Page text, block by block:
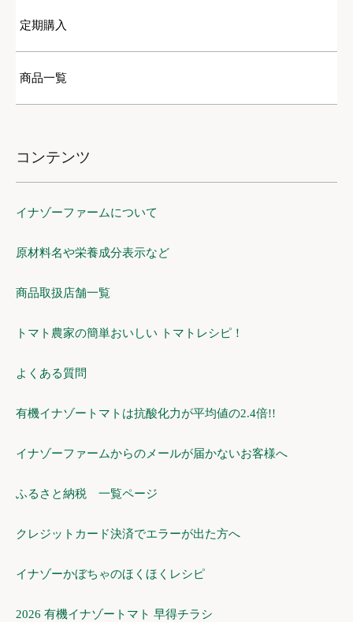
定期購入
商品一覧
コンテンツ
イナゾーファームについて
原材料名や栄養成分表示など
商品取扱店舗一覧
トマト農家の簡単おいしい トマトレシピ！
よくある質問
有機イナゾートマトは抗酸化力が平均値の2.4倍!!
イナゾーファームからのメールが届かないお客様へ
ふるさと納税 一覧ページ
クレジットカード決済でエラーが出た方へ
イナゾーかぼちゃのほくほくレシピ
2026 有機イナゾートマト 早得チラシ